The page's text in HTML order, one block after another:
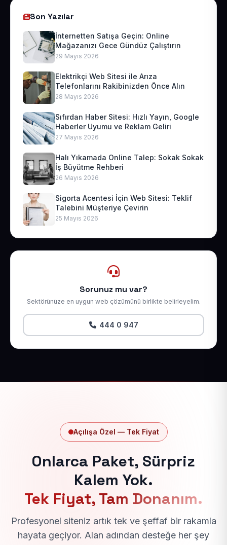
Son Yazılar
İnternetten Satışa Geçin: Online
Mağazanızı Gece Gündüz Çalıştırın
29 Mayıs 2026
Elektrikçi Web Sitesi ile Arıza
Telefonlarını Rakibinizden Önce Alın
28 Mayıs 2026
Sıfırdan Haber Sitesi: Hızlı Yayın, Google
Haberler Uyumu ve Reklam Geliri
27 Mayıs 2026
Halı Yıkamada Online Talep: Sokak Sokak
İş Büyütme Rehberi
26 Mayıs 2026
Sigorta Acentesi İçin Web Sitesi: Teklif
Talebini Müşteriye Çevirin
25 Mayıs 2026
Sorunuz mu var?
Sektörünüze en uygun web çözümünü birlikte belirleyelim.
444 0 947
Açılışa Özel — Tek Fiyat
Onlarca Paket, Sürpriz
Kalem Yok.
Tek Fiyat, Tam Donanım.
Profesyonel siteniz artık tek ve şeffaf bir rakamla
hayata geçiyor. Alan adından desteğe her şey